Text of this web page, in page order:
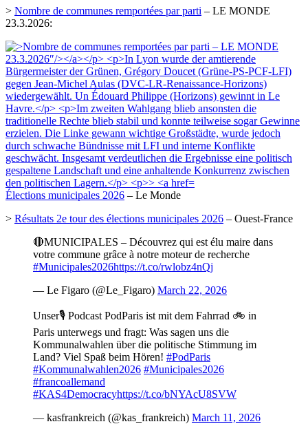
> Nombre de communes remportées par parti – LE MONDE
23.3.2026:
Élections municipales 2026 – Le Monde
> Résultats 2e tour des élections municipales 2026 – Ouest-France
🔴MUNICIPALES – Découvrez qui est élu maire dans
votre commune grâce à notre moteur de recherche
#Municipales2026https://t.co/rwlobz4nQj
— Le Figaro (@Le_Figaro) March 22, 2026
Unser🎙️ Podcast PodParis ist mit dem Fahrrad 🚲 in
Paris unterwegs und fragt: Was sagen uns die
Kommunalwahlen über die politische Stimmung im
Land? Viel Spaß beim Hören! #PodParis
#Kommunalwahlen2026 #Municipales2026
#francoallemand
#KAS4Democracyhttps://t.co/bNYAcU8SVW
— kasfrankreich (@kas_frankreich) March 11, 2026